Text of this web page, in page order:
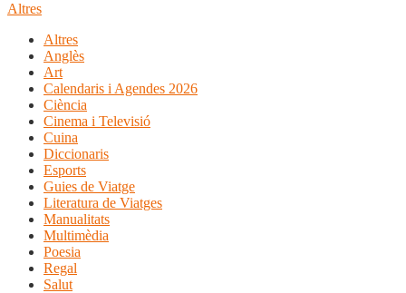
Altres
Altres
Anglès
Art
Calendaris i Agendes 2026
Ciència
Cinema i Televisió
Cuina
Diccionaris
Esports
Guies de Viatge
Literatura de Viatges
Manualitats
Multimèdia
Poesia
Regal
Salut